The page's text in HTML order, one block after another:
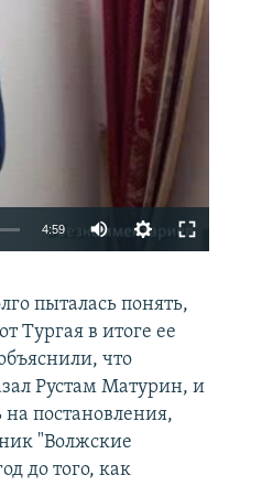
480p
4:59
360p
480p
720p
1080p
пыталась понять,
Тургая в итоге ее
что
Рустам Матурин, и
постановления,
"Волжские
до того, как